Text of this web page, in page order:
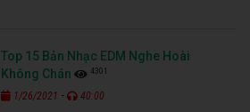
Top 15 Bản Nhạc EDM Nghe Hoài
Không Chán
4301
1/26/2021 - 40:00